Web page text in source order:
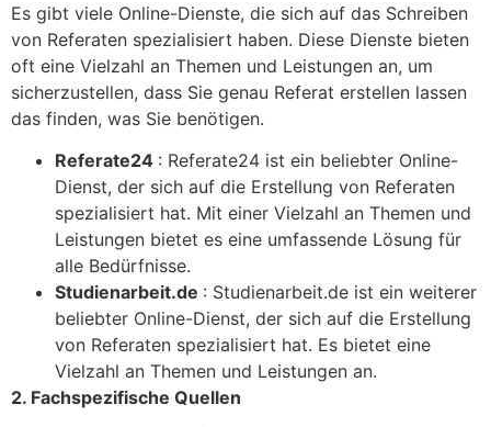
Es gibt viele Online-Dienste, die sich auf das Schreiben
von Referaten spezialisiert haben. Diese Dienste bieten
oft eine Vielzahl an Themen und Leistungen an, um
sicherzustellen, dass Sie genau Referat erstellen lassen
das finden, was Sie benötigen.
Referate24 : Referate24 ist ein beliebter Online-
Dienst, der sich auf die Erstellung von Referaten
spezialisiert hat. Mit einer Vielzahl an Themen und
Leistungen bietet es eine umfassende Lösung für
alle Bedürfnisse.
Studienarbeit.de : Studienarbeit.de ist ein weiterer
beliebter Online-Dienst, der sich auf die Erstellung
von Referaten spezialisiert hat. Es bietet eine
Vielzahl an Themen und Leistungen an.
2. Fachspezifische Quellen